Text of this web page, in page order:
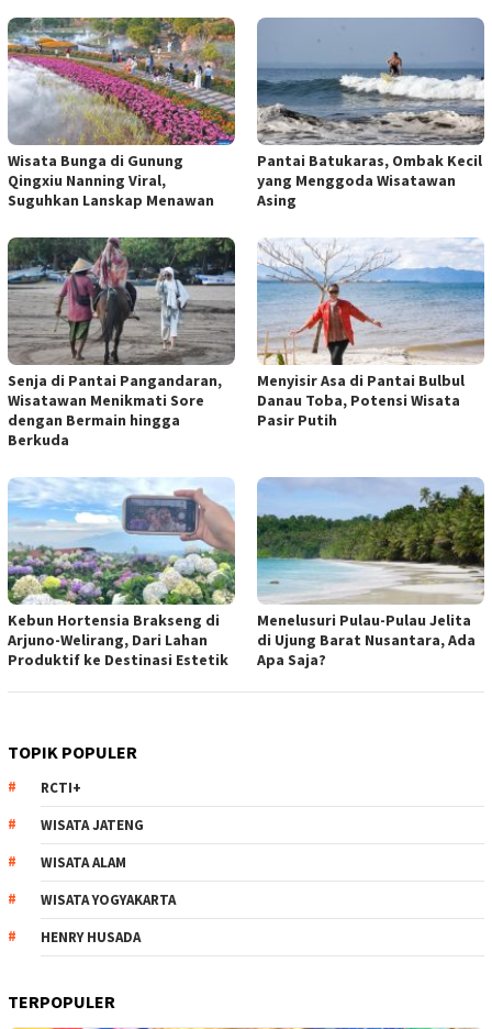
Wisata Bunga di Gunung
Qingxiu Nanning Viral,
Suguhkan Lanskap Menawan
Pantai Batukaras, Ombak Kecil
yang Menggoda Wisatawan
Asing
Senja di Pantai Pangandaran,
Wisatawan Menikmati Sore
dengan Bermain hingga
Berkuda
Menyisir Asa di Pantai Bulbul
Danau Toba, Potensi Wisata
Pasir Putih
Kebun Hortensia Brakseng di
Arjuno-Welirang, Dari Lahan
Produktif ke Destinasi Estetik
Menelusuri Pulau-Pulau Jelita
di Ujung Barat Nusantara, Ada
Apa Saja?
TOPIK POPULER
RCTI+
WISATA JATENG
WISATA ALAM
WISATA YOGYAKARTA
HENRY HUSADA
TERPOPULER